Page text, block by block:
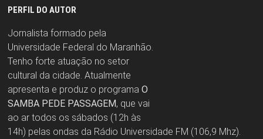
PERFIL DO AUTOR
Jornalista formado pela
Universidade Federal do Maranhão.
Tenho forte atuação no setor
cultural da cidade. Atualmente
apresenta e produz o programa O
SAMBA PEDE PASSAGEM, que vai
ao ar todos os sábados (12h às
14h) pelas ondas da Rádio Universidade FM (106,9 Mhz).